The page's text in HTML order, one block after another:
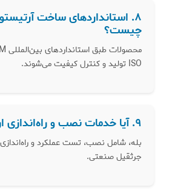
۸. استانداردهای ساخت
چیست؟
ISO تولید و کنترل کیفیت می‌شوند.
۹. آیا خدمات نصب و راه‌اندازی ارائه می‌دهید؟
بله، شامل نصب، تست عملکرد و
جرثقیل صنعتی.